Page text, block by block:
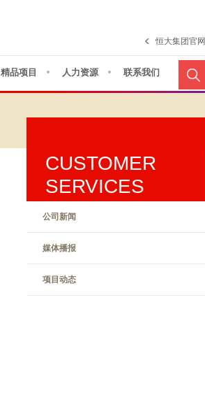
恒大集团官网
精品项目 人力资源 联系我们
CUSTOMER
SERVICES
公司新闻
媒体播报
项目动态